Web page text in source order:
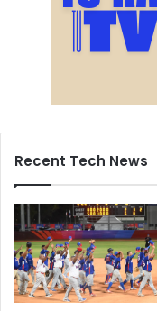
Recent Tech News